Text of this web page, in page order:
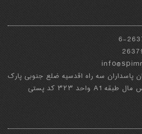
پاسداران سه راه اقدسیه ضلع جنوبی پارک
نیاوران مجتمع اطلس مال طبقه A1 واحد ۳۲۳ کد پستی